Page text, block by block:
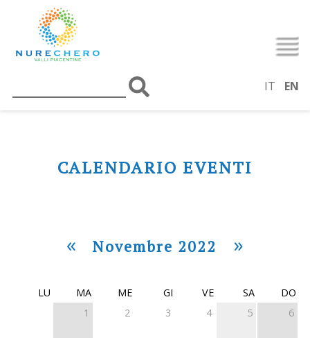
IT EN
CALENDARIO EVENTI
« Novembre 2022 »
LU MA ME GI VE SA
DO
1
2 3 4 5 6